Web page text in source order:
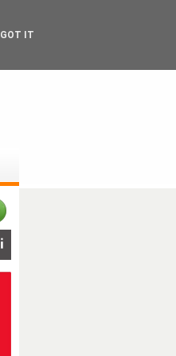
GOT IT